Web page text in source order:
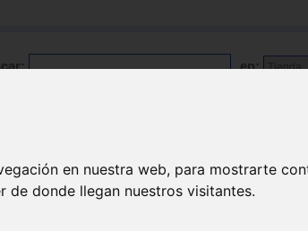
en nuestra web, para mostrarte
de donde llegan nuestros visitantes.
en: